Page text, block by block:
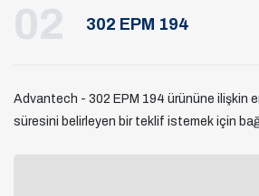
02 302 EPM 194
Advantech - 302 EPM 194 ürününe ilişkin
süresini belirleyen bir teklif istemek için